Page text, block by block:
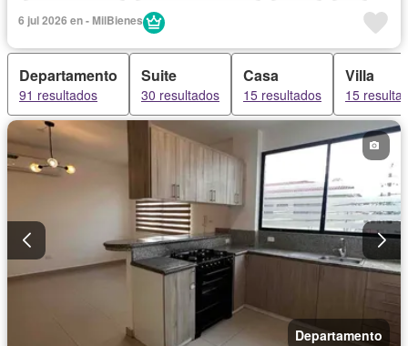
Garita de guardianía
Seguridad
Vista panorámica
Parcialmente amoblado
6 jul 2026 en - MilBienes
Departamento
91 resultados
Suite
30 resultados
Casa
15 resultados
Villa
15
Departamento